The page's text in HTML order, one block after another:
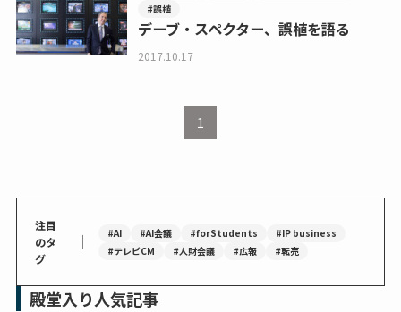
#誤植
デーブ・スペクター、誤植を語る
2017.10.17
1
注目
のタ
グ
｜ #AI #AI会議 #forStudents
#IP business
#テレビCM
#人財会議 #広報 #転売
殿堂入り人気記事